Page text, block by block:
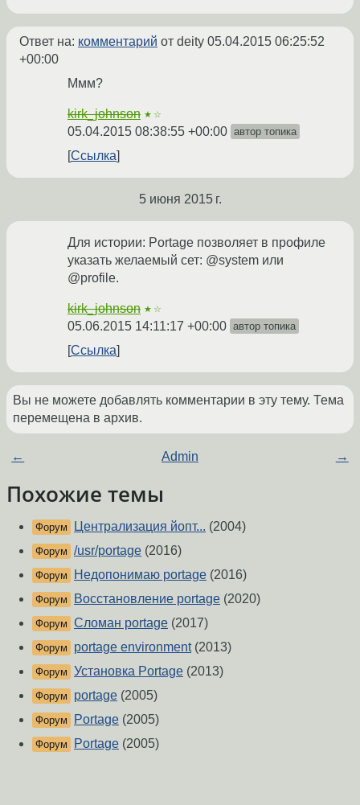
Ответ на: комментарий от deity 05.04.2015 06:25:52
+00:00
Ммм?
kirk_johnson ★☆
05.04.2015 08:38:55 +00:00 автор топика
Ссылка
5 июня 2015 г.
Для истории: Portage позволяет в профиле
указать желаемый сет: @system или
@profile.
kirk_johnson ★☆
05.06.2015 14:11:17 +00:00 автор топика
Ссылка
Вы не можете добавлять комментарии в эту тему. Тема
перемещена в архив.
← Admin →
Похожие темы
Форум Централизация йопт... (2004)
Форум /usr/portage (2016)
Форум Недопонимаю portage (2016)
Форум Восстановление portage (2020)
Форум Сломан portage (2017)
Форум portage environment(2013)
Форум Установка Portage (2013)
Форум portage (2005)
Форум Portage (2005)
Форум Portage (2005)